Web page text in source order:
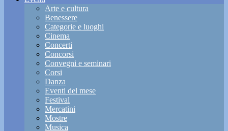
Arte e cultura
Benessere
Categorie e luoghi
Cinema
Concerti
Concorsi
Convegni e seminari
Corsi
Danza
Eventi del mese
Festival
Mercatini
Mostre
Musica